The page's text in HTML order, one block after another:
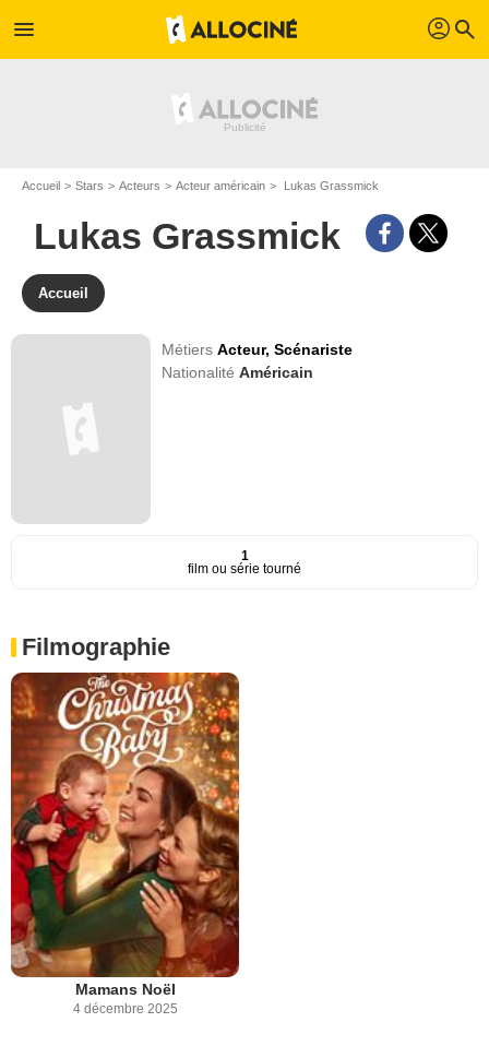
menu profil search
Accueil Stars Acteurs Acteur américain Lukas Grassmick
Lukas Grassmick
Accueil
MétiersActeur,Scénariste
NationalitéAméricain
1
film ou série tourné
Filmographie
Mamans Noël
4 décembre 2025